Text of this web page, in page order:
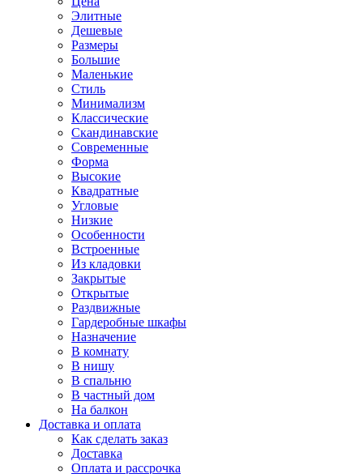
Элитные
Дешевые
Размеры
Большие
Маленькие
Стиль
Минимализм
Классические
Скандинавские
Современные
Форма
Высокие
Квадратные
Угловые
Низкие
Особенности
Встроенные
Из кладовки
Закрытые
Открытые
Раздвижные
Гардеробные шкафы
Назначение
В комнату
В нишу
В спальню
В частный дом
На балкон
Доставка и оплата
Как сделать заказ
Доставка
Оплата и рассрочка